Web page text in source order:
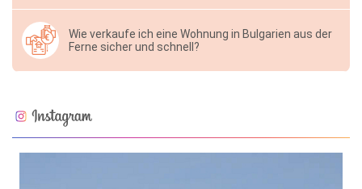
Wie verkaufe ich eine Wohnung in Bulgarien aus der
Ferne sicher und schnell?